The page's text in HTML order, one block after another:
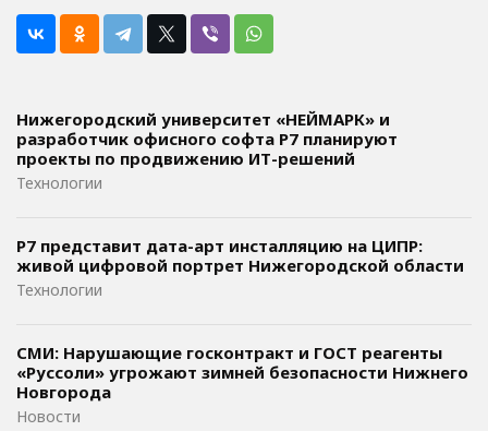
Нижегородский университет «НЕЙМАРК» и
разработчик офисного софта P7 планируют
проекты по продвижению ИТ-решений
Технологии
Р7 представит дата-арт инсталляцию на ЦИПР:
живой цифровой портрет Нижегородской области
Технологии
СМИ: Нарушающие госконтракт и ГОСТ реагенты
«Руссоли» угрожают зимней безопасности Нижнего
Новгорода
Новости